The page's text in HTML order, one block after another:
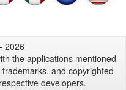
2026
the applications mentioned
and copyrighted
developers.